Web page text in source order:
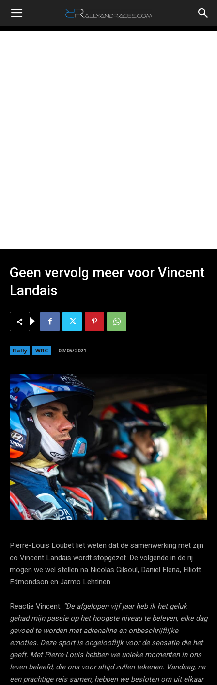
RallyandRaces.com
Geen vervolg meer voor Vincent
Landais
Rally WRC 02/05/2021
Pierre-Louis Loubet liet weten dat de samenwerking met zijn
co Vincent Landais wordt stopgezet. De volgende in de rij
mogen we wel stellen na Nicolas Gilsoul, Daniel Elena, Elliott
Edmondson en Jarmo Lehtinen.
Reactie Vincent: “De afgelopen vijf jaar heb ik het geluk
gehad mijn passie op het hoogste niveau te beleven, elke dag
gevoed te worden met adrenaline en onbeschrijflijke
emoties. Deze sport is ongelooflijk voor de sensatie die het
geeft. Met Pierre-Louis hebben we unieke momenten in ons
leven beleefd, die ons voor altijd zullen tekenen. Vandaag, na
een prachtige reis samen, hebben we besloten om uit elkaar